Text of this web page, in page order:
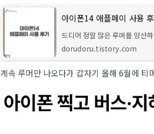
아이폰14 애플페이 사용
드디어 정말 많은 루머를 양산
시했습니다. 2022.08.08 -
현대카드 애플페이 국내 출시
dorudoru.tistory.com
계속 루머만 나오다가 갑자기 올해 6월에